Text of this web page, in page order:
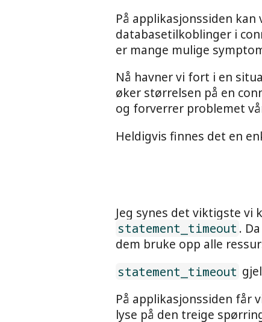
På applikasjonssiden
databasetilkoblinger i
er mange mulige
Nå havner vi fort i en
øker størrelsen på en
og forverrer problemet
Heldigvis finnes det en
Jeg synes det viktigste vi
statement_timeout .
dem bruke opp alle
statement_timeout
På applikasjonssiden får
lyse på den treige